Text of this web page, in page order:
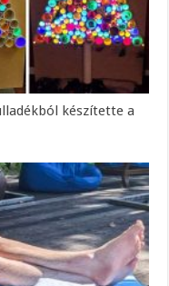
készítette a